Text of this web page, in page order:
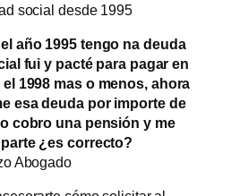
social desde 1995
año 1995 tengo na deuda
fui y pacté para pagar en
1998 mas o menos, ahora
esa deuda por importe de
cobro una pensión y me
¿es correcto?
Abogado